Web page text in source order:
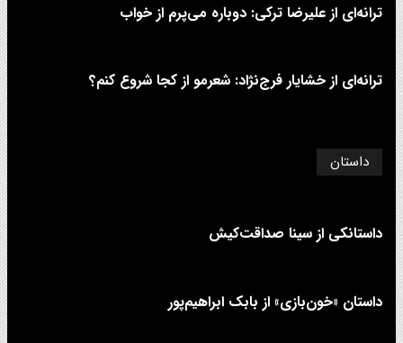
ترانه‌ای از علیرضا ترکی: دوباره می‌پرم از خواب
ترانه‌ای از خشایار فرج‌نژاد: شعرمو از کجا شروع کنم؟
داستان
داستانکی از سینا صداقت‌کیش
داستان «خون‌بازی» از بابک ابراهیم‌پور